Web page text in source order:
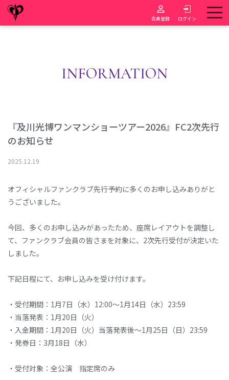
会員登録 ログイン
INFORMATION
『及川光博ワンマンショーツアー2026』FC2次先行
のお知らせ
2025.12.19
オフィシャルファンクラブ先行予約に多くのお申し込みありがと
うございました。
今回、多くのお申し込みがあったため、座席レイアウトを調整し
て、ファンクラブ会員の皆さまを対象に、2次先行受付が決定いた
しました。
下記日程にて、お申し込みを受け付けます。
・受付期間：1月7日（水）12:00～1月14日（水）23:59
・当落発表：1月20日（火）
・入金期間：1月20日（火）当落発表後～1月25日（日）23:59
・発券日：3月18日（水）
・受付対象：全公演 指定席のみ